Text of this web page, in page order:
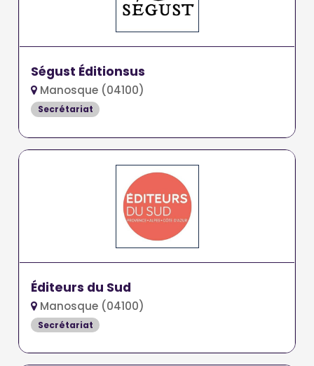
Ségust Éditionsus
Manosque (04100)
Secrétariat
Éditeurs du Sud
Manosque (04100)
Secrétariat